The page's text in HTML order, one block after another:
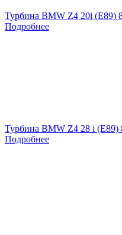
Турбина BMW Z4 20i (E89)
Подробнее
Турбина BMW Z4 28 i (E89)
Подробнее